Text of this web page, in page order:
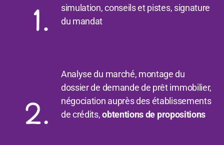
simulation, conseils et pistes, signature
du mandat
Analyse du marché, montage du
dossier de demande de prêt immobilier,
négociation auprès des établissements
de crédits,obtentions de propositions